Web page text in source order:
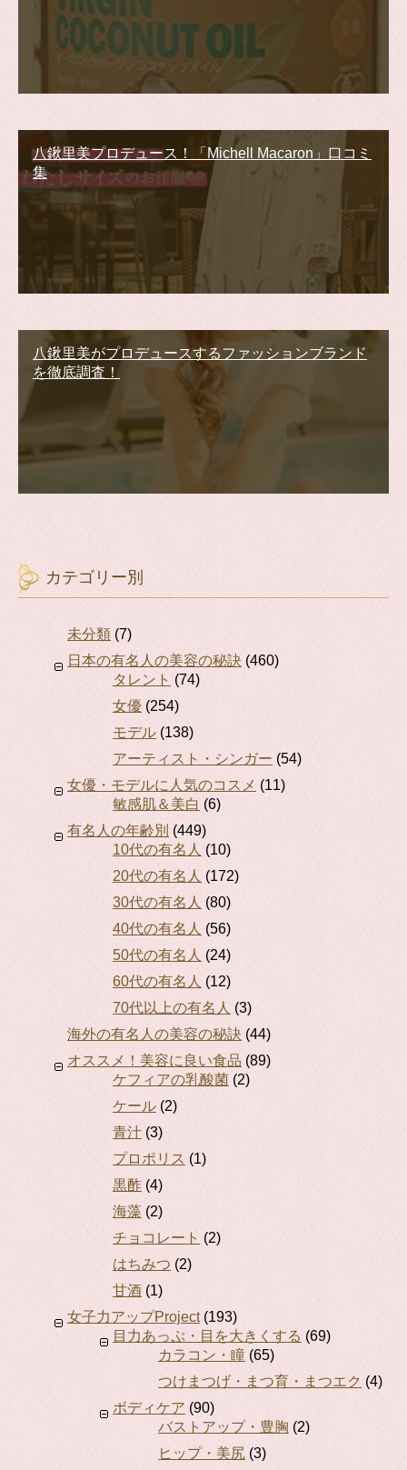
八鍬里美プロデュース！「Michell Macaron」口コミ
集
八鍬里美がプロデュースするファッションブランド
を徹底調査！
カテゴリー別
未分類 (7)
日本の有名人の美容の秘訣 (460)
タレント (74)
女優 (254)
モデル (138)
アーティスト・シンガー (54)
女優・モデルに人気のコスメ (11)
敏感肌＆美白 (6)
有名人の年齢別 (449)
10代の有名人 (10)
20代の有名人 (172)
30代の有名人 (80)
40代の有名人 (56)
50代の有名人 (24)
60代の有名人 (12)
70代以上の有名人 (3)
海外の有名人の美容の秘訣 (44)
オススメ！美容に良い食品 (89)
ケフィアの乳酸菌 (2)
ケール (2)
青汁 (3)
プロポリス (1)
黒酢 (4)
海藻 (2)
チョコレート (2)
はちみつ (2)
甘酒 (1)
女子力アップProject(193)
目力あっぷ・目を大きくする (69)
カラコン・瞳 (65)
つけまつげ・まつ育・まつエク (4)
ボディケア (90)
バストアップ・豊胸 (2)
ヒップ・美尻 (3)